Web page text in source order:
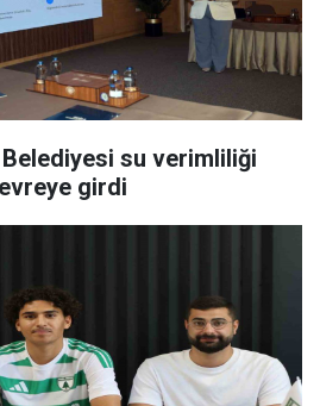
su verimliliği
girdi